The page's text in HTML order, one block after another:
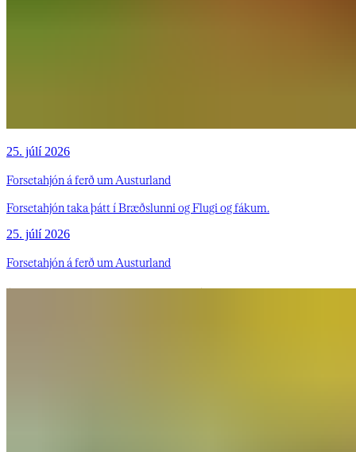
25. júlí 2026
Forsetahjón á ferð um Austurland
Forsetahjón taka þátt í Bræðslunni og Flugi og fákum.
25. júlí 2026
Forsetahjón á ferð um Austurland